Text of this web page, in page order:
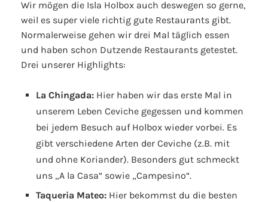
Wir mögen die Isla Holbox auch deswegen so gerne,
weil es super viele richtig gute Restaurants gibt.
Normalerweise gehen wir drei Mal täglich essen
und haben schon Dutzende Restaurants getestet.
Drei unserer Highlights:
La Chingada: Hier haben wir das erste Mal in
unserem Leben Ceviche gegessen und kommen
bei jedem Besuch auf Holbox wieder vorbei. Es
gibt verschiedene Arten der Ceviche (z.B. mit
und ohne Koriander). Besonders gut schmeckt
uns „A la Casa“ sowie „Campesino“.
Taqueria Mateo: Hier bekommst du die besten